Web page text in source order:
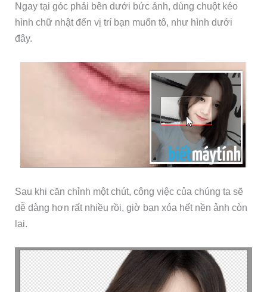
Ngay tại góc phải bên dưới bức ảnh, dùng chuột kéo
hình chữ nhật đến vị trí bạn muốn tô, như hình dưới
đây.
Sau khi căn chỉnh một chút, công việc của chúng ta sẽ
dễ dàng hơn rất nhiều rồi, giờ bạn xóa hết nền ảnh còn
lại.